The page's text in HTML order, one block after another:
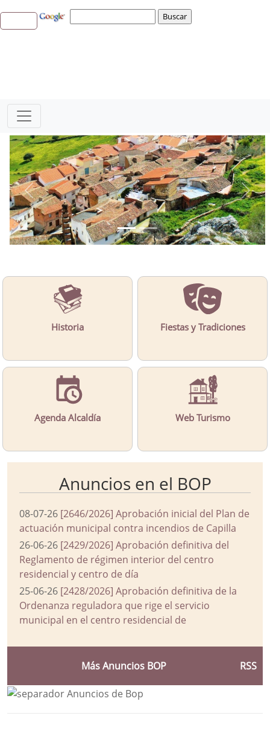
Historia Fiestas y Tradiciones
Agenda Alcaldía Web Turismo
Anuncios en el BOP
08-07-26 [2646/2026] Aprobación inicial del Plan de
actuación municipal contra incendios de Capilla
26-06-26 [2429/2026] Aprobación definitiva del
Reglamento de régimen interior del centro
residencial y centro de día
25-06-26 [2428/2026] Aprobación definitiva de la
Ordenanza reguladora que rige el servicio
municipal en el centro residencial de
Más Anuncios BOP RSS